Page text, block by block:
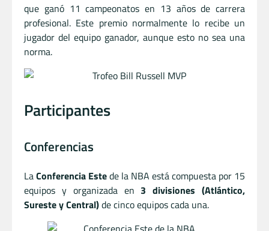
que ganó 11 campeonatos en 13 años de carrera
profesional. Este premio normalmente lo recibe un
jugador del equipo ganador, aunque esto no sea una
norma.
Participantes
Conferencias
LaConferencia Estede la NBA está compuesta por 15
equipos y organizada en 3 divisiones (Atlántico,
Sureste y Central)de cinco equipos cada una.